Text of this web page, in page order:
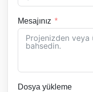
Mesajınız
Dosya yükleme